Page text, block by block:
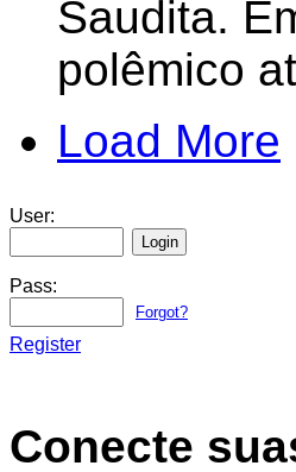
Saudita.
polêmico
Load More
User:
Pass:
Forgot?
Register
Conecte